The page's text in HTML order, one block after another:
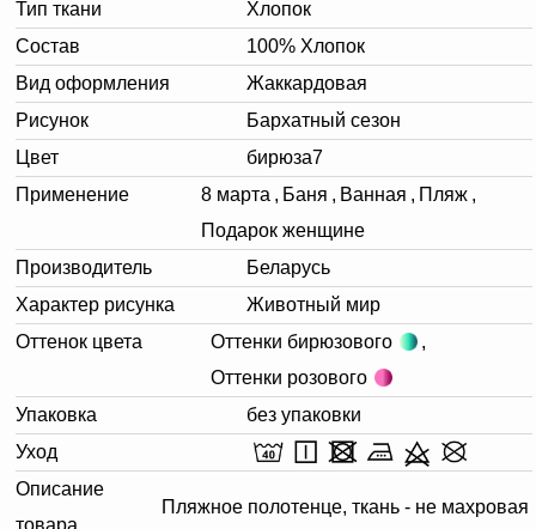
Тип ткани
Хлопок
Состав
100% Хлопок
Вид оформления
Жаккардовая
Рисунок
Бархатный сезон
Цвет
бирюза7
Применение
8 марта , Баня , Ванная , Пляж ,
Подарок женщине
Производитель
Беларусь
Характер рисунка
Животный мир
Оттенок цвета
Оттенки бирюзового
,
Оттенки розового
Упаковка
без упаковки
Уход
Описание
товара
Пляжное полотенце, ткань - не махровая